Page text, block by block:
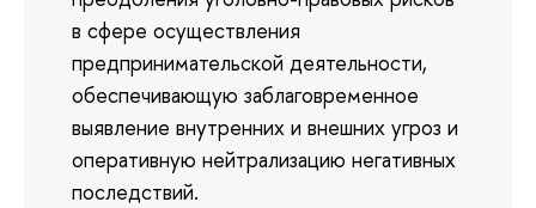
в сфере осуществления
предпринимательской деятельности,
обеспечивающую заблаговременное
выявление внутренних и внешних угроз и
оперативную нейтрализацию негативных
последствий.